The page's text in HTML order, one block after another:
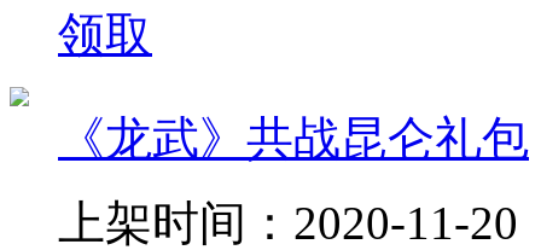
领取
《龙武》共战昆仑礼包
上架时间：2020-11-20